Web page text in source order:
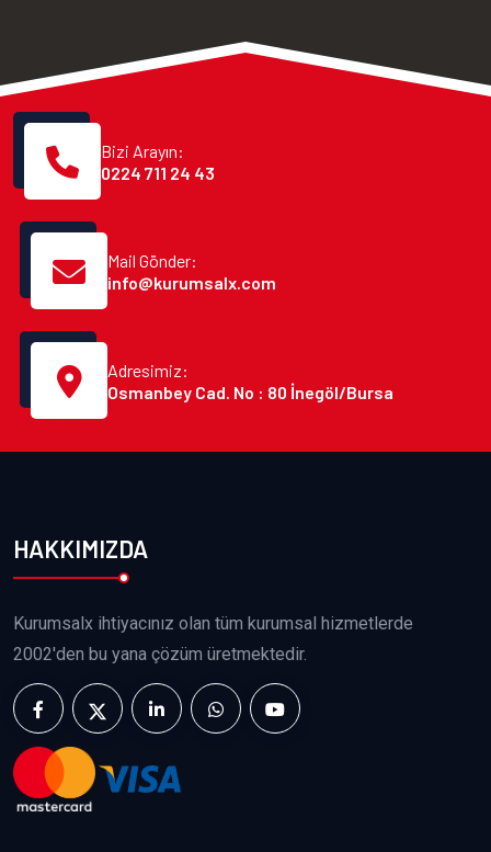
Bizi Arayın:
0224 711 24 43
Mail Gönder:
info@kurumsalx.com
Adresimiz:
Osmanbey Cad. No : 80 İnegöl/Bursa
HAKKIMIZDA
Kurumsalx ihtiyacınız olan tüm kurumsal hizmetlerde
2002'den bu yana çözüm üretmektedir.